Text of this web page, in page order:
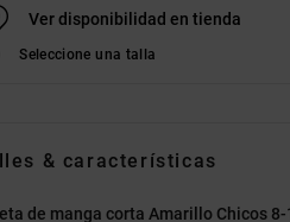
Ver disponibilidad en tienda
Seleccione una talla
& características
de manga corta Amarillo Chicos 8-